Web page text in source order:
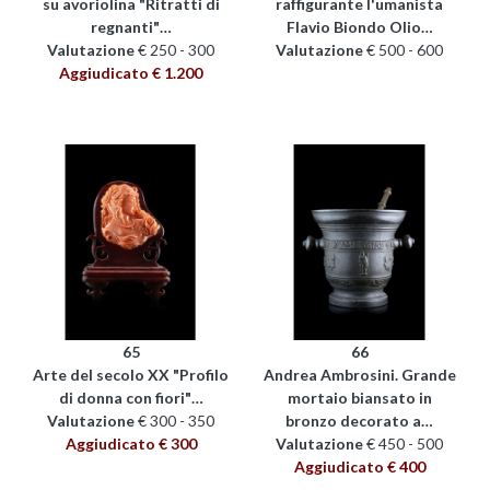
su avoriolina "Ritratti di
regnanti"…
Valutazione€ 250 - 300
Aggiudicato € 1.200
raffigurante l'umanista
Flavio Biondo Olio…
Valutazione€ 500 - 600
65
Arte del secolo XX "Profilo
di donna con fiori"…
Valutazione€ 300 - 350
Aggiudicato € 300
66
Andrea Ambrosini. Grande
mortaio biansato in
bronzo decorato a…
Valutazione€ 450 - 500
Aggiudicato € 400